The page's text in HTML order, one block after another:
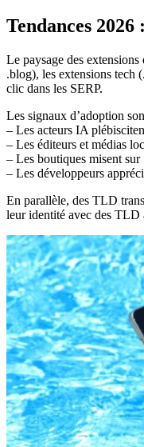
Tendances
Le paysage des
.blog), les extensions tech
clic dans les SERP.
Les signaux d’adoption
– Les acteurs IA
– Les éditeurs et médias
– Les boutiques misent
– Les développeurs
En parallèle, des TLD
leur identité avec des TLD